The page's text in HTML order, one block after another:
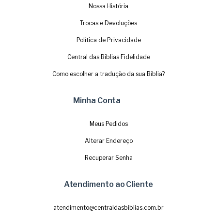
Nossa História
Trocas e Devoluções
Política de Privacidade
Central das Biblias Fidelidade
Como escolher a tradução da sua Bíblia?
Minha Conta
Meus Pedidos
Alterar Endereço
Recuperar Senha
Atendimento ao Cliente
atendimento@centraldasbiblias.com.br